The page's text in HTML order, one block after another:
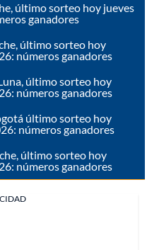
último sorteo hoy jueves
ganadores
último sorteo hoy
números ganadores
último sorteo hoy
números ganadores
último sorteo hoy
números ganadores
último sorteo hoy
números ganadores